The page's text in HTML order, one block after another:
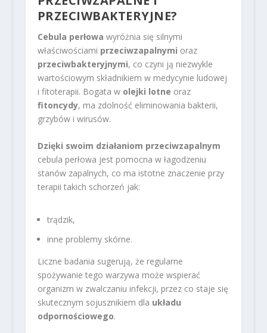
PRZECIWBAKTERYJNE?
Cebula perłowa wyróżnia się silnymi
właściwościami przeciwzapalnymi oraz
przeciwbakteryjnymi, co czyni ją niezwykle
wartościowym składnikiem w medycynie ludowej
i fitoterapii. Bogata w olejki lotne oraz
fitoncydy, ma zdolność eliminowania bakterii,
grzybów i wirusów.
Dzięki swoim działaniom przeciwzapalnym
cebula perłowa jest pomocna w łagodzeniu
stanów zapalnych, co ma istotne znaczenie przy
terapii takich schorzeń jak:
trądzik,
inne problemy skórne.
Liczne badania sugerują, że regularne
spożywanie tego warzywa może wspierać
organizm w zwalczaniu infekcji, przez co staje się
skutecznym sojusznikiem dla układu
odpornościowego.